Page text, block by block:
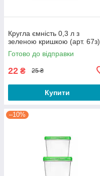
Кругла ємність 0,3 л з
зеленою кришкою (арт. 67з)
Готово до відправки
22 ₴ 25 ₴
Купити
–10%